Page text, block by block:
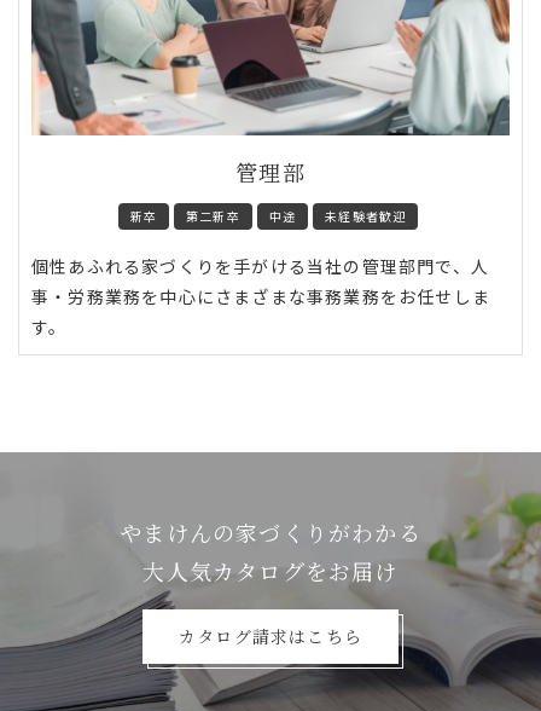
管理部
新卒 第二新卒 中途 未経験者歓迎
個性あふれる家づくりを手がける当社の管理部門で、人
事・労務業務を中心にさまざまな事務業務をお任せしま
す。
やまけんの家づくりがわかる
⼤⼈気カタログをお届け
カタログ請求はこちら